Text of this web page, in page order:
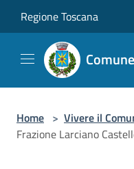
Regione Toscana
Home > Vivere il
Frazione Larciano